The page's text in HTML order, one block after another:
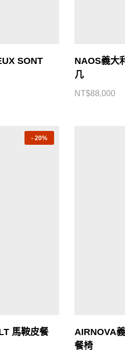
SONT
NAOS義大
几
NT$88,000
- 20%
馬鞍皮餐
AIRNOVA
餐椅